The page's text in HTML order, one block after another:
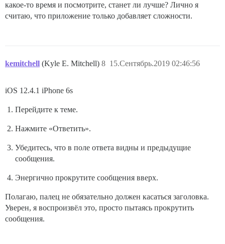
какое-то время и посмотрите, станет ли лучше? Лично я
считаю, что приложение только добавляет сложности.
kemitchell (Kyle E. Mitchell) 15.Сентябрь.2019 02:46:56
8
iOS 12.4.1 iPhone 6s
Перейдите к теме.
Нажмите «Ответить».
Убедитесь, что в поле ответа видны и предыдущие
сообщения.
Энергично прокрутите сообщения вверх.
Полагаю, палец не обязательно должен касаться заголовка.
Уверен, я воспроизвёл это, просто пытаясь прокрутить
сообщения.